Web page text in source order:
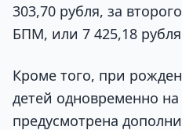
303,70 рубля, за
БПМ, или 7 425,18
Кроме того, при
детей одновременно
предусмотрена